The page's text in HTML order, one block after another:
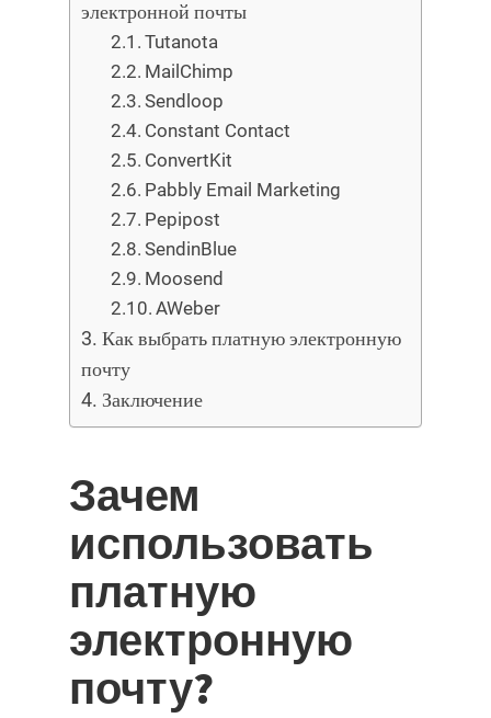
электронной почты
Tutanota
MailChimp
Sendloop
Constant Contact
ConvertKit
Pabbly Email Marketing
Pepipost
SendinBlue
Moosend
AWeber
Как выбрать платную электронную
почту
Заключение
Зачем
использовать
платную
электронную
почту?